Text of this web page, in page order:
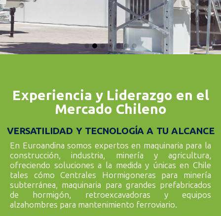
Centrales de
Hormigón Eficientes
Especialistas en maquinaria para la producción de hormigón,
FRUMECAR proporciona centrales innovadoras que optimizan el
proceso, garantizando durabilidad y eficiencia en cada proyecto.
CONOCER MÁS
Experiencia y Liderazgo en el
Mercado Chileno
VERSATILIDAD Y TECNOLOGÍA A TU ALCANCE
En Euroandina somos expertos en maquinaria para la
construcción, industria, minería y agricultura,
ofreciendo soluciones a la medida y únicas en Chile
tales cómo Centrales Hormigoneras para minería
subterránea, maquinaria para grandes prefabricados
de hormigón, retroexcavadoras y equipos
alzahombres para mantenimiento ferroviario.